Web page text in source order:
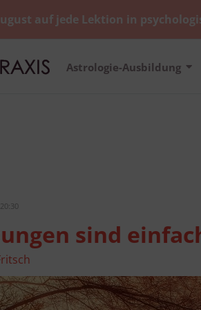
auf jede Lektion in
Astrologie-Ausbildung
sind